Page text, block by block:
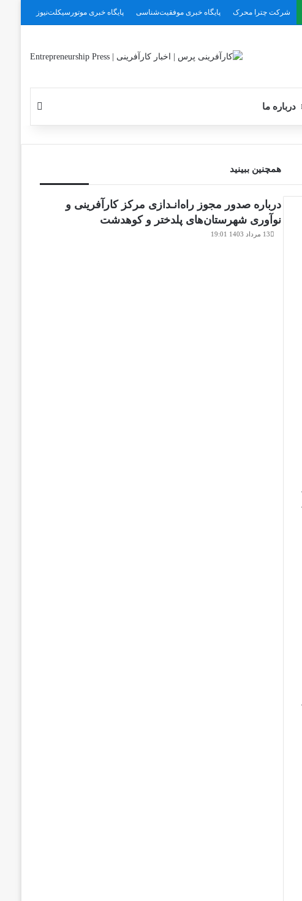
شرکت چترا محرک پایگاه خبری موفقیت‌شناسی پایگاه خبری موتورسیکلت‌نیوز
درباره ما
همچنین ببینید
درباره صدور مجوز راه‌انـدازی مرکز کارآفرینی و
نوآوری شهرستان‌های پلدختر و کوهدشت
13 مرداد 1403 19:01